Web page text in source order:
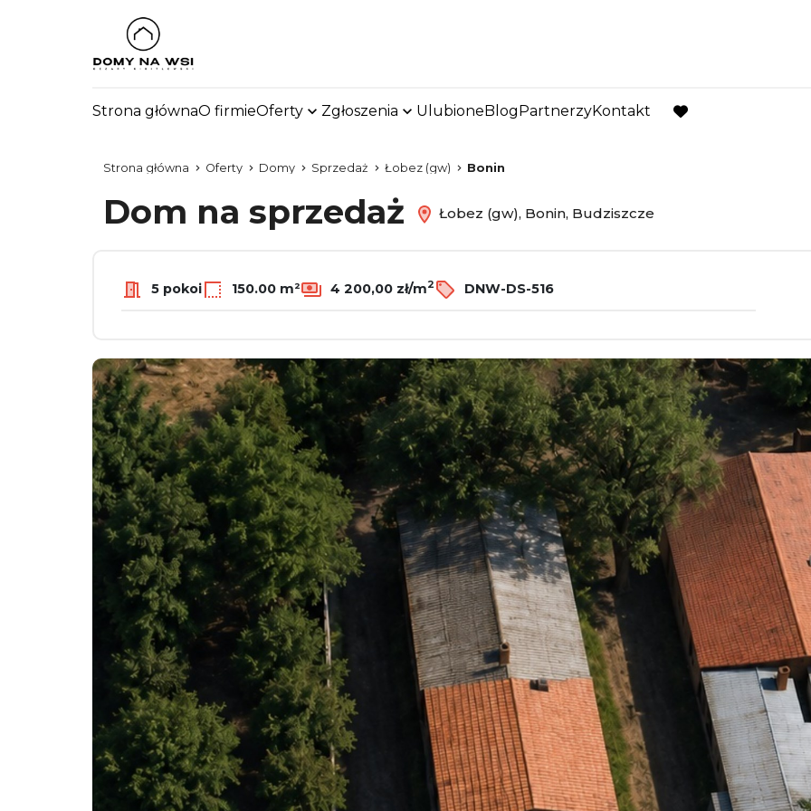
Strona głównaO firmieOferty Zgłoszenia UlubioneBlogPartnerzyKontakt
favorite
Strona główna Oferty Domy Sprzedaż Łobez (gw) Bonin
Dom na sprzedaż Łobez (gw), Bonin, Budziszcze
5 pokoi 150.00 m² 4 200,00 zł/m2 DNW-DS-516